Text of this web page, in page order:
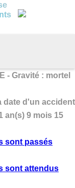
- Gravité : mortel
date d'un accident
an(s) 9 mois 15